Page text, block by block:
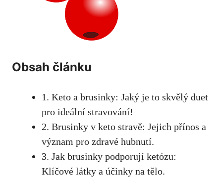
Obsah článku
1. Keto a brusinky: Jaký je to skvělý duet
pro ideální stravování!
2. Brusinky v keto stravě: Jejich přínos a
význam pro zdravé hubnutí.
3. Jak brusinky podporují ketózu:
Klíčové látky a účinky na tělo.